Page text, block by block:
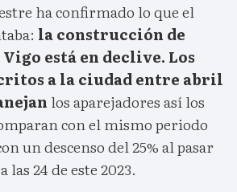
ha confirmado lo que el
la construcción de
está en declive. Los
a la ciudad entre abril
los aparejadores así los
con el mismo periodo
un descenso del 25% al pasar
las 24 de este 2023.